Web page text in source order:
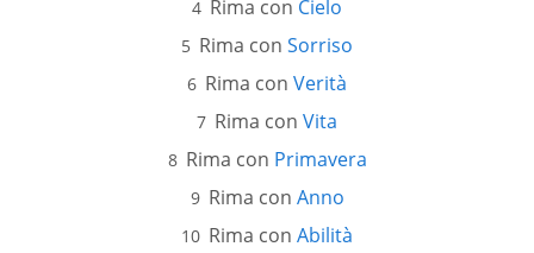
Rima con Cielo
Rima con Sorriso
Rima con Verità
Rima con Vita
Rima con Primavera
Rima con Anno
Rima con Abilità